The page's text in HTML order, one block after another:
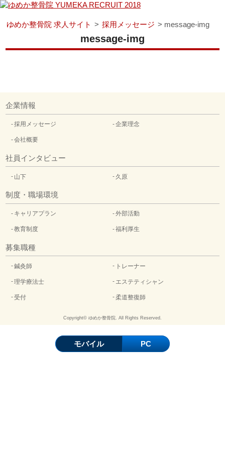
ゆめか整骨院 求人サイト > 採用メッセージ > message-img
message-img
企業情報
採用メッセージ 企業理念
会社概要
社員インタビュー
山下 久原
制度・職場環境
キャリアプラン 外部活動
教育制度 福利厚生
募集職種
鍼灸師 トレーナー
理学療法士 エステティシャン
受付 柔道整復師
Copyright© ゆめか整骨院. All Rights Reserved.
モバイル PC